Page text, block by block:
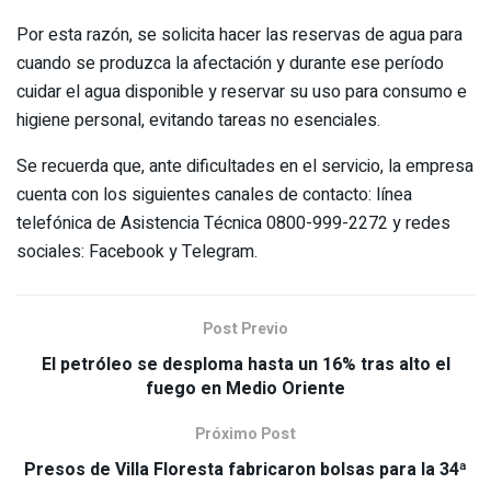
Por esta razón, se solicita hacer las reservas de agua para
cuando se produzca la afectación y durante ese período
cuidar el agua disponible y reservar su uso para consumo e
higiene personal, evitando tareas no esenciales.
Se recuerda que, ante dificultades en el servicio, la empresa
cuenta con los siguientes canales de contacto: línea
telefónica de Asistencia Técnica 0800-999-2272 y redes
sociales: Facebook y Telegram.
Post Previo
El petróleo se desploma hasta un 16% tras alto el
fuego en Medio Oriente
Próximo Post
Presos de Villa Floresta fabricaron bolsas para la 34ª